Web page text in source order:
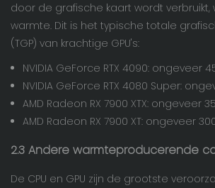
door de grafische kaart wordt
warmte. Dit is het typische totale
(TGP) van krachtige GPU's:
NVIDIA GeForce RTX 4090: ongeveer
NVIDIA GeForce RTX 4080 Super:
AMD Radeon RX 7900 XTX: ongeveer
AMD Radeon RX 7900 XT: ongeveer
2.3 Andere warmteproducerende
De CPU en GPU zijn de grootste